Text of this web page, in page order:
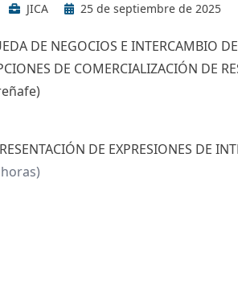
JICA 25 de septiembre de 2025
DE NEGOCIOS E INTERCAMBIO
DE COMERCIALIZACIÓN DE
DE EXPRESIONES DE